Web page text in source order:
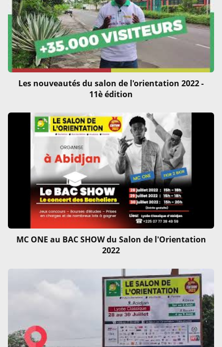
Les nouveautés du salon de l'orientation 2022 -
11è édition
MC ONE au BAC SHOW du Salon de l'Orientation
2022